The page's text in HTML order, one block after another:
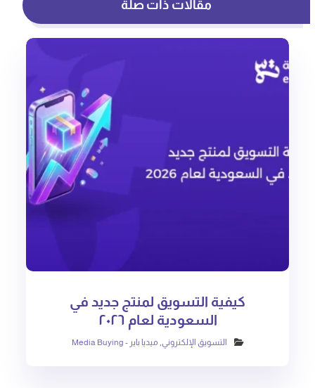
مقالات ذات صلة
كيفية التسويق لمنتج جديد في
السعودية لعام ٢٠٢٦
التسويق الإلكتروني ميديا باير - Media Buying